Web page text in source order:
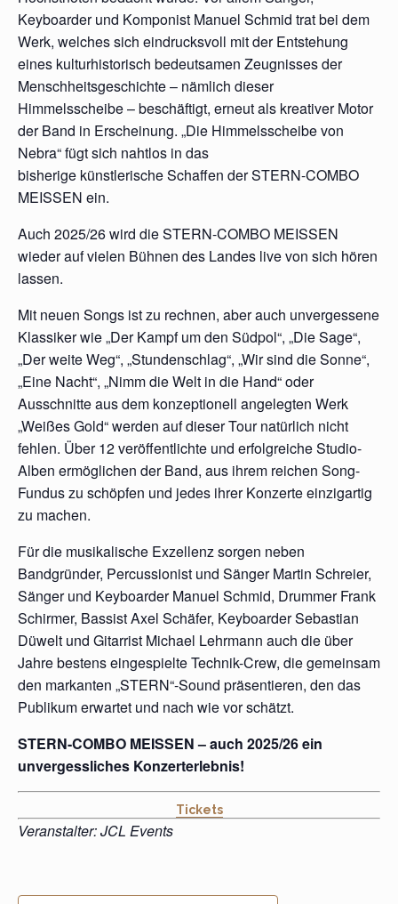
Keyboarder und Komponist Manuel Schmid trat bei dem
Werk, welches sich eindrucksvoll mit der Entstehung
eines kulturhistorisch bedeutsamen Zeugnisses der
Menschheitsgeschichte – nämlich dieser
Himmelsscheibe – beschäftigt, erneut als kreativer Motor
der Band in Erscheinung. „Die Himmelsscheibe von
Nebra“ fügt sich nahtlos in das
bisherige künstlerische Schaffen der STERN-COMBO
MEISSEN ein.
Auch 2025/26 wird die STERN-COMBO MEISSEN
wieder auf vielen Bühnen des Landes live von sich hören
lassen.
Mit neuen Songs ist zu rechnen, aber auch unvergessene
Klassiker wie „Der Kampf um den Südpol“, „Die Sage“,
„Der weite Weg“, „Stundenschlag“, „Wir sind die Sonne“,
„Eine Nacht“, „Nimm die Welt in die Hand“ oder
Ausschnitte aus dem konzeptionell angelegten Werk
„Weißes Gold“ werden auf dieser Tour natürlich nicht
fehlen. Über 12 veröffentlichte und erfolgreiche Studio-
Alben ermöglichen der Band, aus ihrem reichen Song-
Fundus zu schöpfen und jedes ihrer Konzerte einzigartig
zu machen.
Für die musikalische Exzellenz sorgen neben
Bandgründer, Percussionist und Sänger Martin Schreier,
Sänger und Keyboarder Manuel Schmid, Drummer Frank
Schirmer, Bassist Axel Schäfer, Keyboarder Sebastian
Düwelt und Gitarrist Michael Lehrmann auch die über
Jahre bestens eingespielte Technik-Crew, die gemeinsam
den markanten „STERN“-Sound präsentieren, den das
Publikum erwartet und nach wie vor schätzt.
STERN-COMBO MEISSEN – auch 2025/26 ein
unvergessliches Konzerterlebnis!
Tickets
Veranstalter: JCL Events